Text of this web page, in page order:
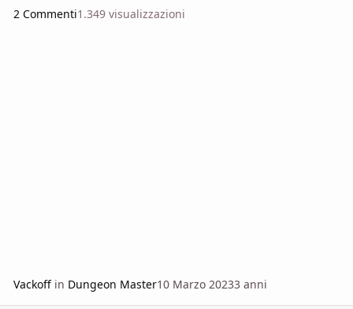
soltanto un mondo da esplorare attraverso viaggi e
2 Commenti1.349 visualizzazioni
Vackoffin Dungeon Master10 Marzo 20233 anni